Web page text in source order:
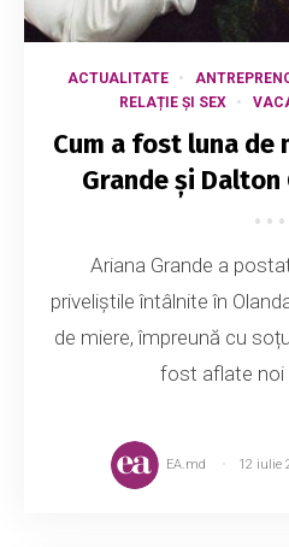
ACTUALITATE
RELAȚIE ȘI SEX
Cum a fost luna de
Grande și Dalton
Ariana Grande a
priveliștile întâlnite în
de miere, împreună cu
fost aflate noi
EA.md 12 iulie